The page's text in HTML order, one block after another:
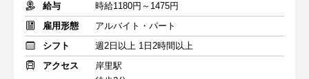
給与
時給1180円～1475円
雇用形態
アルバイト・パート
シフト
週2日以上 1日2時間以上
アクセス
岸里駅